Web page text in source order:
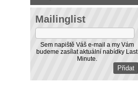
Mailinglist
Sem napiště Váš e-mail a my Vám
budeme zasílat aktuální nabídky Last
Minute.